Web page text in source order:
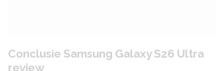
Conclusie Samsung Galaxy S26 Ultra
review